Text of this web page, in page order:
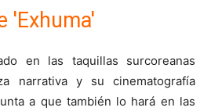
'Exhuma'
en las taquillas surcoreanas
narrativa y su cinematografía
a que también lo hará en las